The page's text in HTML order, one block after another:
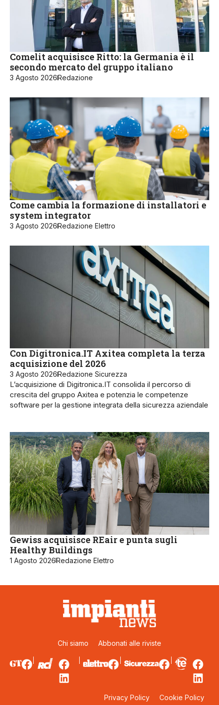
Comelit acquisisce Ritto: la Germania è il
secondo mercato del gruppo italiano
3 Agosto 2026Redazione
Come cambia la formazione di installatori e
system integrator
3 Agosto 2026Redazione Elettro
Con Digitronica.IT Axitea completa la terza
acquisizione del 2026
3 Agosto 2026Redazione Sicurezza
L’acquisizione di Digitronica.IT consolida il percorso di
crescita del gruppo Axitea e potenzia le competenze
software per la gestione integrata della sicurezza aziendale
Gewiss acquisisce REair e punta sugli
Healthy Buildings
1 Agosto 2026Redazione Elettro
Chi siamo Abbonati alle riviste
Privacy Policy Cookie Policy